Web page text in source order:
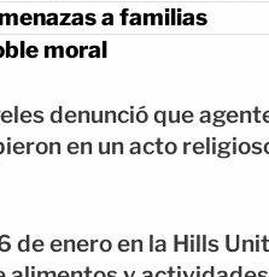
a familias
moral
denunció que
en un acto
de enero en la Hills